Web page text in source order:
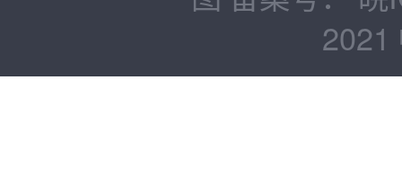
2021